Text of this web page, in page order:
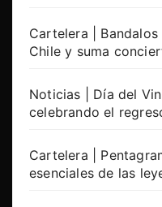
Cartelera |
Chile y suma
Noticias | Día del
celebrando el
Cartelera |
esenciales de las